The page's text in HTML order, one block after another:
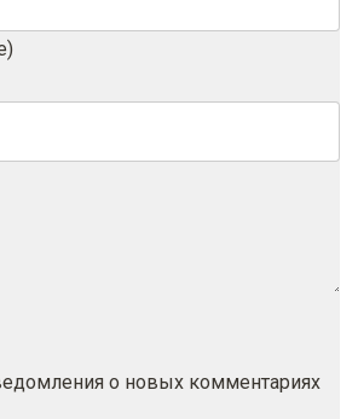
о новых комментариях